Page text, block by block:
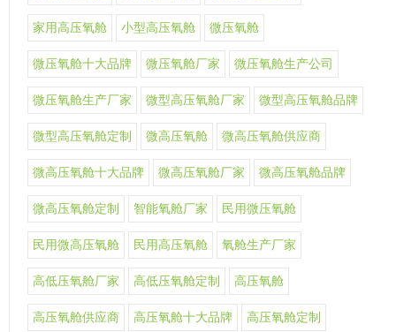
家用高压氧舱 小型高压氧舱 微压氧舱
微压氧舱十大品牌 微压氧舱厂家 微压氧舱生产公司
微压氧舱生产厂家 微型高压氧舱厂家 微型高压氧舱品牌
微型高压氧舱定制 微高压氧舱 微高压氧舱供应商
微高压氧舱十大品牌 微高压氧舱厂家 微高压氧舱品牌
微高压氧舱定制 智能氧舱厂家 民用微压氧舱
民用微高压氧舱 民用高压氧舱 氧舱生产厂家
高低压氧舱厂家 高低压氧舱定制 高压氧舱
高压氧舱供应商 高压氧舱十大品牌 高压氧舱定制